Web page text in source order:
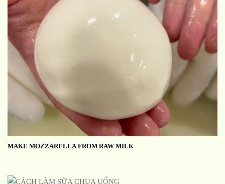
MAKE MOZZARELLA FROM RAW MILK